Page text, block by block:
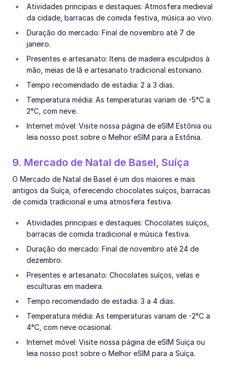
Atividades principais e destaques: Atmosfera medieval
da cidade, barracas de comida festiva, música ao vivo.
Duração do mercado: Final de novembro até 7 de
janeiro.
Presentes e artesanato: Itens de madeira esculpidos à
mão, meias de lã e artesanato tradicional estoniano.
Tempo recomendado de estadia: 2 a 3 dias.
Temperatura média: As temperaturas variam de -5°C a
2°C, com neve.
Internet móvel: Visite nossa página de eSIM Estônia ou
leia nosso post sobre o Melhor eSIM para a Estônia.
9. Mercado de Natal de Basel, Suíça
O Mercado de Natal de Basel é um dos maiores e mais
antigos da Suíça, oferecendo chocolates suíços, barracas
de comida tradicional e uma atmosfera festiva.
Atividades principais e destaques: Chocolates suíços,
barracas de comida tradicional e música festiva.
Duração do mercado: Final de novembro até 24 de
dezembro.
Presentes e artesanato: Chocolates suíços, velas e
esculturas em madeira.
Tempo recomendado de estadia: 3 a 4 dias.
Temperatura média: As temperaturas variam de -2°C a
4°C, com neve ocasional.
Internet móvel: Visite nossa página de eSIM Suíça ou
leia nosso post sobre o Melhor eSIM para a Suíça.